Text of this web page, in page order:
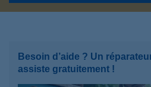
Besoin d’aide ? Un
assiste gratuitement !